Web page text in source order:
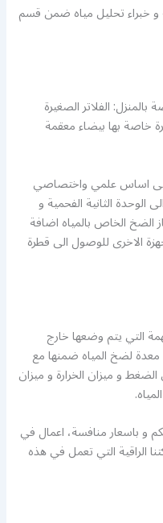
خبراء تحليل مياه ضمن قسم
بالمنزل: الفلاتر الصغيرة
خاصة بها بيضاء معقمة
على اساس علمي واختصاصي
الوحدة الثانية الفحمية و
الضخ الخاص بالمياه اضافة
الاخرى للوصول الى قطرة
التي يتم وضعها خارج
معدة لضخ المياه ضمنها مع
و ميزان الخرارة و ميزان
و باسعار منافسة، اعمال في
الراقية التي تعمل في هذه